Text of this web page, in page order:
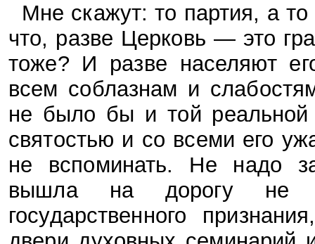
Мне скажут: то партия, а
что, разве Церковь — это
тоже? И разве населяют
всем соблазнам и
не было бы и той реальной
святостью и со всеми его
не вспоминать. Не надо
вышла на дорогу не
государственного